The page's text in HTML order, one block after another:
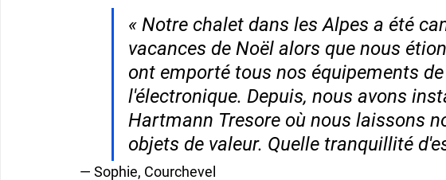
« Notre chalet dans les Alpes a été
vacances de Noël alors que nous
ont emporté tous nos équipements
l'électronique. Depuis, nous avons
Hartmann Tresore où nous laissons
objets de valeur. Quelle tranquillité
— Sophie, Courchevel